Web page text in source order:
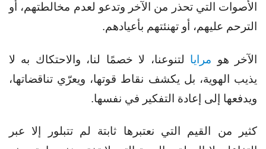
الأصوات التي تحذر من الآخر وتدعو لعدم مخالطتهم، أو
الترحم عليهم، أو تهنئتهم بأعيادهم.
الآخر هو مرايا لتنوعنا، لا خصمًا لنا، والاحتكاك به لا
يذيب الهوية، بل يكشف نقاط قوتها، ويعرّي تناقضاتها،
ويدفعها إلى إعادة التفكير في نفسها.
كثير من القيم التي نعتبرها ثابتة لم تتبلور إلا عبر